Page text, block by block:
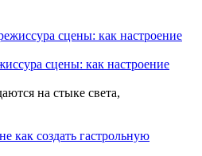
сцены: как настроение
на стыке света,